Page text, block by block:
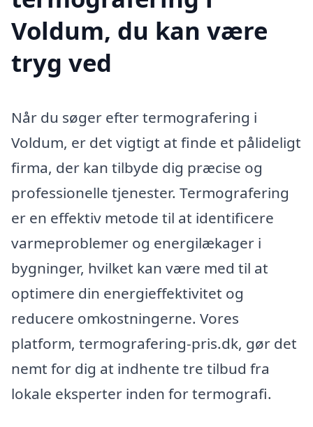
Voldum, du kan være
tryg ved
Når du søger efter termografering i
Voldum, er det vigtigt at finde et pålideligt
firma, der kan tilbyde dig præcise og
professionelle tjenester. Termografering
er en effektiv metode til at identificere
varmeproblemer og energilækager i
bygninger, hvilket kan være med til at
optimere din energieffektivitet og
reducere omkostningerne. Vores
platform, termografering-pris.dk, gør det
nemt for dig at indhente tre tilbud fra
lokale eksperter inden for termografi.